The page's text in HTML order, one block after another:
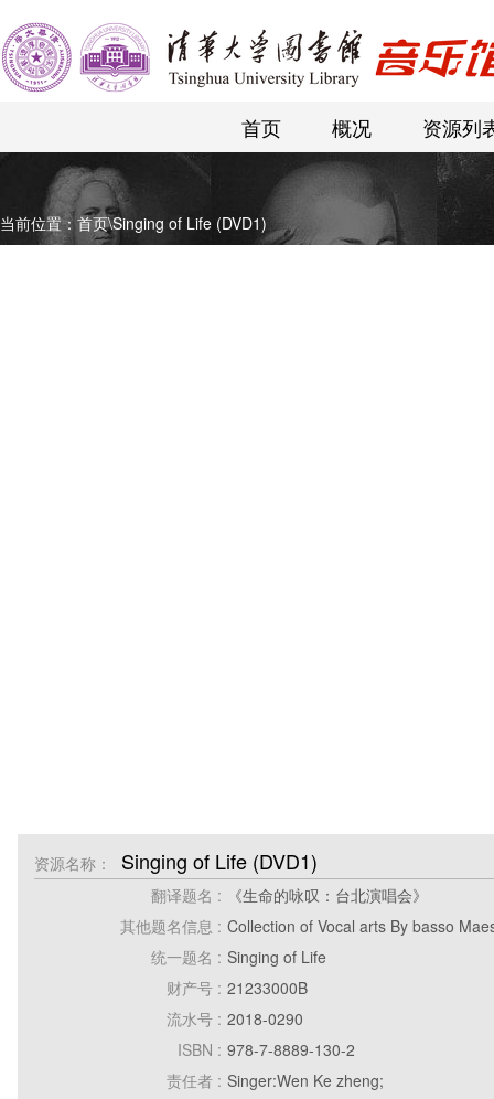
首页 概况 资源列
当前位置： 首页\Singing of Life (DVD1)
资源名称： Singing of Life (DVD1)
翻译题名 :
《生命的咏叹：台北演唱会》
其他题名信息 : Collection of Vocal arts By basso
统一题名 : Singing of Life
财产号 : 21233000B
流水号 : 2018-0290
ISBN : 978-7-8889-130-2
责任者 : Singer:Wen Ke zheng;